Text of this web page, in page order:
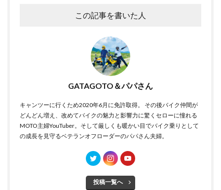
この記事を書いた人
GATAGOTO＆パパさん
キャンツーに行くため2020年6月に免許取得。 その後バイク仲間が
どんどん増え、改めてバイクの魅力と影響力に驚くセローに憧れる
MOTO主婦YouTuber。そして厳しくも暖かい目でバイク乗りとして
の成長を見守るベテランオフローダーのパパさん夫婦。
投稿一覧へ